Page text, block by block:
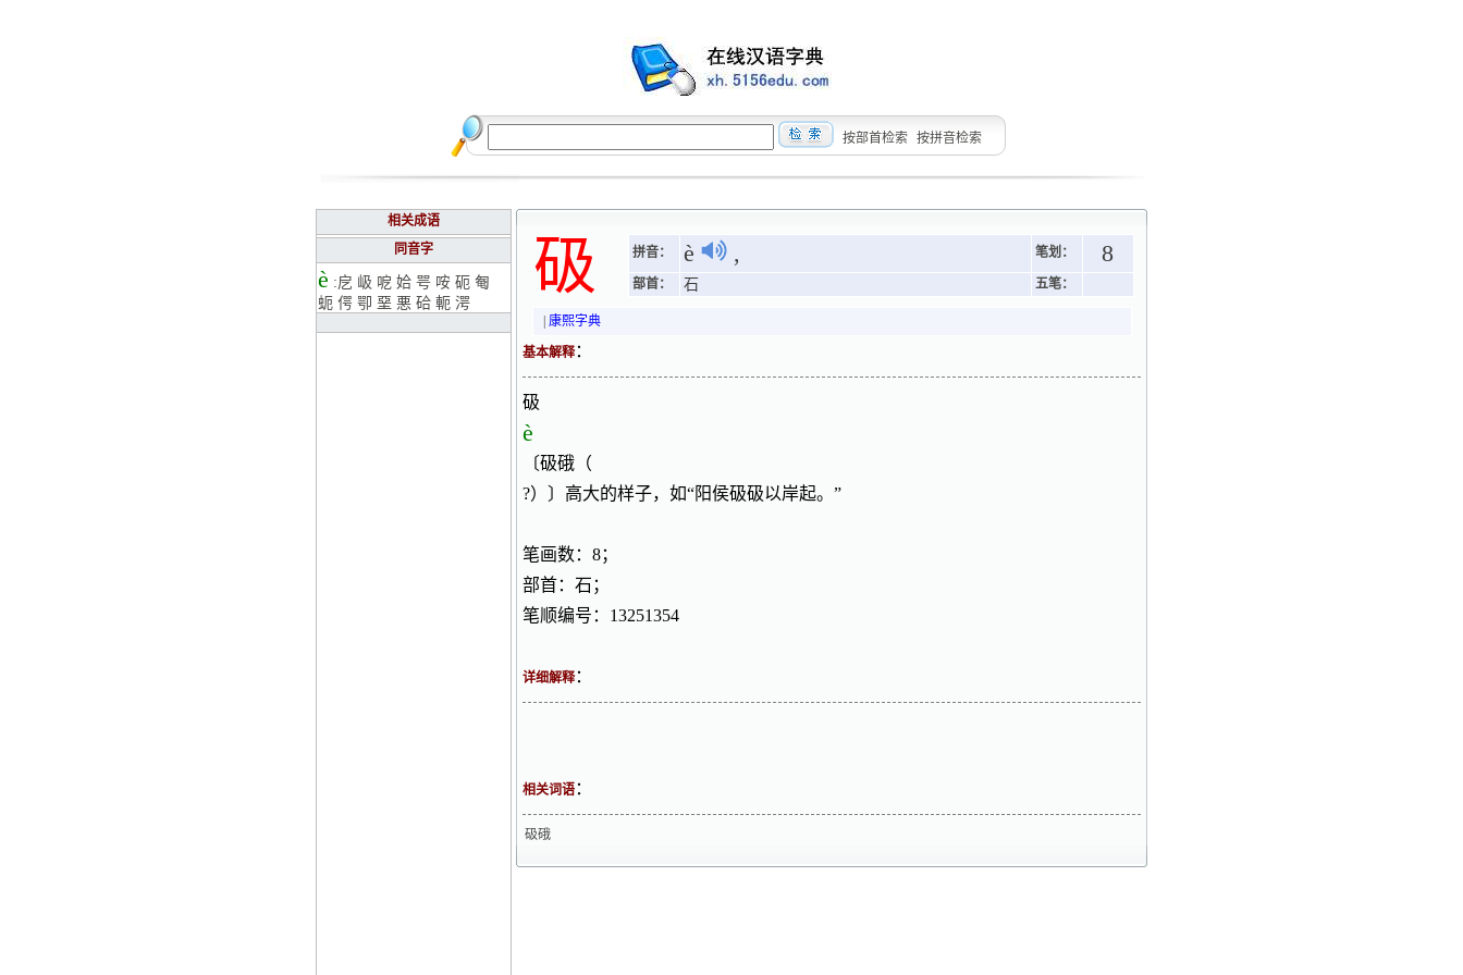
按部首检索 按拼音检索
相关成语
同音字
è :戹 岋 呝 姶 咢 咹 砈 匎
蚅 偔 卾 堊 悪 硆 軛 湂
砐 拼音： è , 笔划： 8
部首： 石 五笔：
康熙字典
基本解释：
砐
è
〔砐硪（
?）〕高大的样子，如“阳侯砐砐以岸起。”
笔画数：8；
部首：石；
笔顺编号：13251354
详细解释：
相关词语 ：
砐硪